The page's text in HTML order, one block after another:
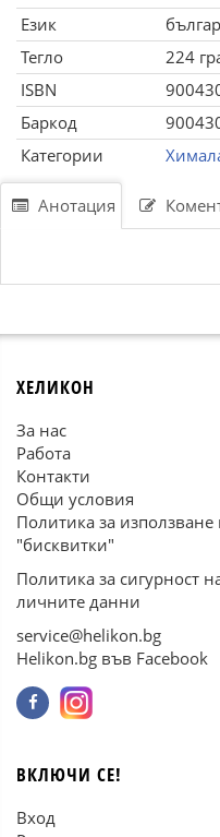
Език
Тегло
224
ISBN
Баркод
Категории
Анотация
ХЕЛИКОН
За нас
Работа
Контакти
Общи условия
Политика за използване
"бисквитки"
Политика за сигурност
личните данни
service@helikon.bg
Helikon.bg във Facebook
ВКЛЮЧИ СЕ!
Вход